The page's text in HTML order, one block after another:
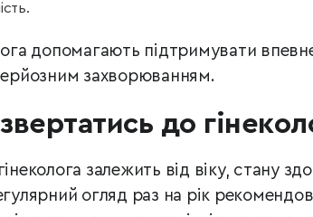
допомагають підтримувати
захворюванням.
до
залежить від віку, стану
огляд раз на рік